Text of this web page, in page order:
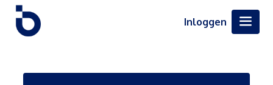
Inloggen